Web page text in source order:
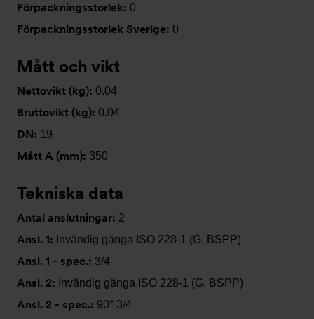
Förpackningsstorlek: 0
Förpackningsstorlek Sverige: 0
Mått och vikt
Nettovikt (kg): 0.04
Bruttovikt (kg): 0.04
DN: 19
Mått A (mm): 350
Tekniska data
Antal anslutningar: 2
Ansl. 1: Invändig gänga ISO 228-1 (G, BSPP)
Ansl. 1 - spec.: 3/4
Ansl. 2: Invändig gänga ISO 228-1 (G, BSPP)
Ansl. 2 - spec.: 90° 3/4